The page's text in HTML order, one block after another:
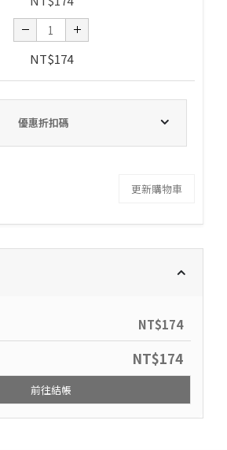
NT$174
優惠折扣碼
更新購物車
NT$174
NT$174
前往結帳